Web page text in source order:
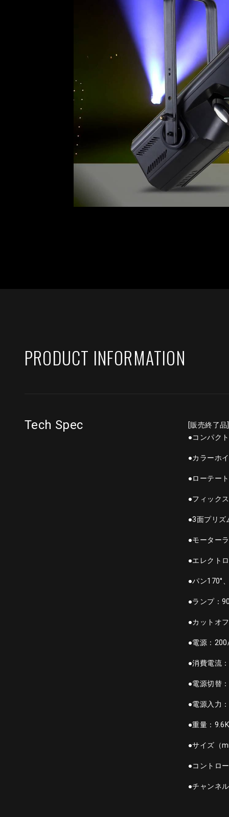
PRODUCT INFORMATION
Tech Spec
[販売終了品]
●コンパク
●カラーホ
●ローテー
●フィック
●3面プリズ
●モーター
●エレクト
●パン170°
●ランプ：
●カットオ
●電源：
●消費電流
●電源切替
●電源入力
●重量：
●サイズ（
●コントロ
●チャンネ